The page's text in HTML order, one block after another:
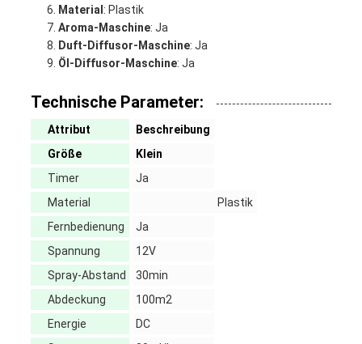
Material : Plastik
Aroma-Maschine: Ja
Duft-Diffusor-Maschine: Ja
Öl-Diffusor-Maschine: Ja
Technische Parameter:
Attribut
Beschreibung
Größe
Klein
Timer
Ja
Material
Plastik
Fernbedienung
Ja
Spannung
12V
Spray-Abstand
30min
Abdeckung
100m2
Energie
DC